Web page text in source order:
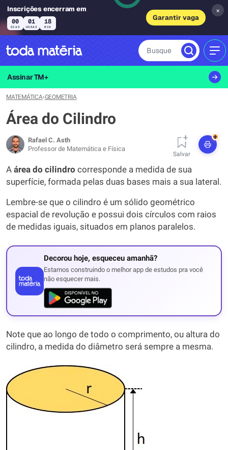
Inscrições encerram em
00
DIAS
01
HORAS
18
MIN
Garantir vaga
×
Busque
Assinar TM+
MATEMÁTICA›GEOMETRIA
Área do Cilindro
Rafael C. Asth
Professor de Matemática e Física
Salvar
+
A área do cilindro corresponde a medida de sua
superfície, formada pelas duas bases mais a sua lateral.
Lembre-se que o cilindro é um sólido geométrico
espacial de revolução e possui dois círculos com raios
de medidas iguais, situados em planos paralelos.
Decorou hoje, esqueceu amanhã?
Estamos construindo o melhor app de estudos pra você
não esquecer mais.
Note que ao longo de todo o comprimento, ou altura do
cilindro, a medida do diâmetro será sempre a mesma.